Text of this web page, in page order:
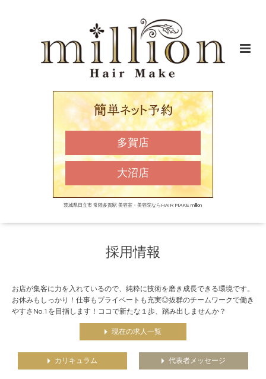
多賀店
大沼店
茨城県日立市 常陸多賀駅 美容室・美容院ならHAIR MAKE million
採用情報
お店が集客に力を入れているので、純粋に技術を磨き成長できる環境です。
お休みもしっかり！仕事もプライベートも充実◎抜群のチームワークで働き
やすさNo.1を目指します！ココで新たな１歩、踏み出しませんか？
現在の求人一覧
カリキュラム 代表者メッセージ